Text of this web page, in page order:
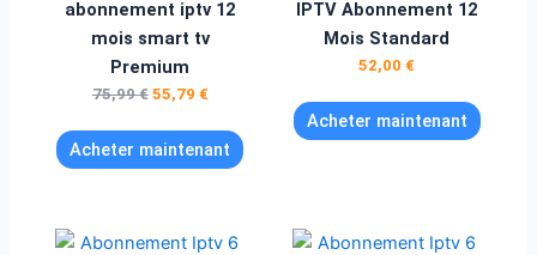
abonnement iptv 12
mois smart tv
Premium
75,99€ 55,79 €
Acheter maintenant
IPTV Abonnement 12
Mois Standard
52,00 €
Acheter maintenant
Le
Le
Le
Le